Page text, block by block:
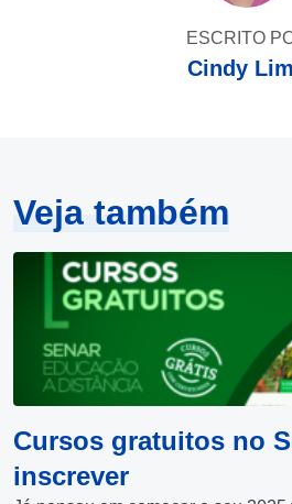
ESCRITO
Cindy
Veja também
Cursos gratuitos no
inscrever